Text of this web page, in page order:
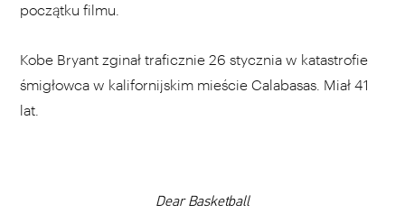
początku filmu.
Kobe Bryant zginał traficznie 26 stycznia w katastrofie
śmigłowca w kalifornijskim mieście Calabasas. Miał 41
lat.
Dear Basketball